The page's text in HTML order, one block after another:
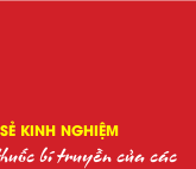
KINH NGHIỆM
bí truyền của các